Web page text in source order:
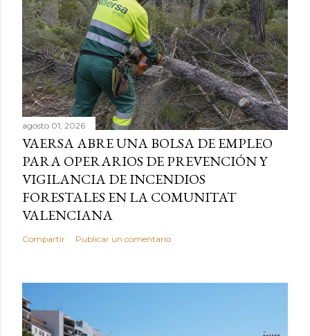
agosto 01, 2026
VAERSA ABRE UNA BOLSA DE EMPLEO
PARA OPERARIOS DE PREVENCIÓN Y
VIGILANCIA DE INCENDIOS
FORESTALES EN LA COMUNITAT
VALENCIANA
Compartir Publicar un comentario